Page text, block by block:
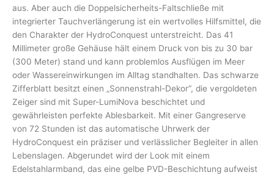
aus. Aber auch die Doppelsicherheits-Faltschließe mit
integrierter Tauchverlängerung ist ein wertvolles Hilfsmittel, die
den Charakter der HydroConquest unterstreicht. Das 41
Millimeter große Gehäuse hält einem Druck von bis zu 30 bar
(300 Meter) stand und kann problemlos Ausflügen im Meer
oder Wassereinwirkungen im Alltag standhalten. Das schwarze
Zifferblatt besitzt einen „Sonnenstrahl-Dekor“, die vergoldeten
Zeiger sind mit Super-LumiNova beschichtet und
gewährleisten perfekte Ablesbarkeit. Mit einer Gangreserve
von 72 Stunden ist das automatische Uhrwerk der
HydroConquest ein präziser und verlässlicher Begleiter in allen
Lebenslagen. Abgerundet wird der Look mit einem
Edelstahlarmband, das eine gelbe PVD-Beschichtung aufweist